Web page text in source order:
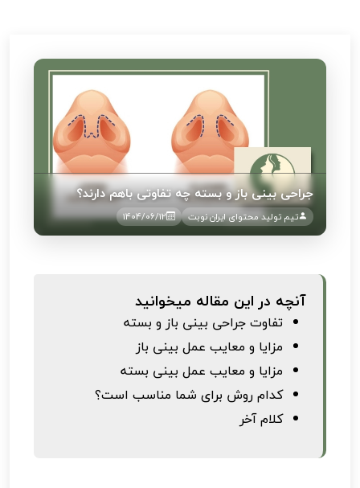
جراحی بینی باز و بسته چه تفاوتی باهم دارند؟
تیم تولید محتوای ایران نوبت 1404/06/12
آنچه در این مقاله میخوانید
تفاوت جراحی بینی باز و بسته
مزایا و معایب عمل بینی باز
مزایا و معایب عمل بینی بسته
کدام روش برای شما مناسب است؟
کلام آخر